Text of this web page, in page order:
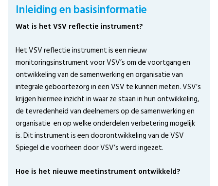
Inleiding en basisinformatie
Wat is het VSV reflectie instrument?
Het VSV reflectie instrument is een nieuw
monitoringsinstrument voor VSV’s om de voortgang en
ontwikkeling van de samenwerking en organisatie van
integrale geboortezorg in een VSV te kunnen meten. VSV’s
krijgen hiermee inzicht in waar ze staan in hun ontwikkeling,
de tevredenheid van deelnemers op de samenwerking en
organisatie en op welke onderdelen verbetering mogelijk
is. Dit instrument is een doorontwikkeling van de VSV
Spiegel die voorheen door VSV’s werd ingezet.
Hoe is het nieuwe meetinstrument ontwikkeld?